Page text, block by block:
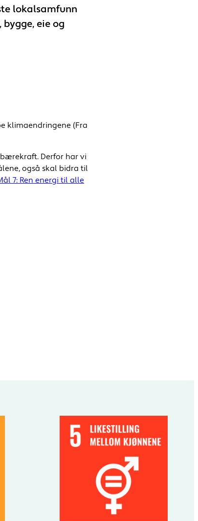
lokalsamfunn
eie og
klimaendringene (Fra
Derfor har vi
også skal bidra til
7: Ren energi til alle